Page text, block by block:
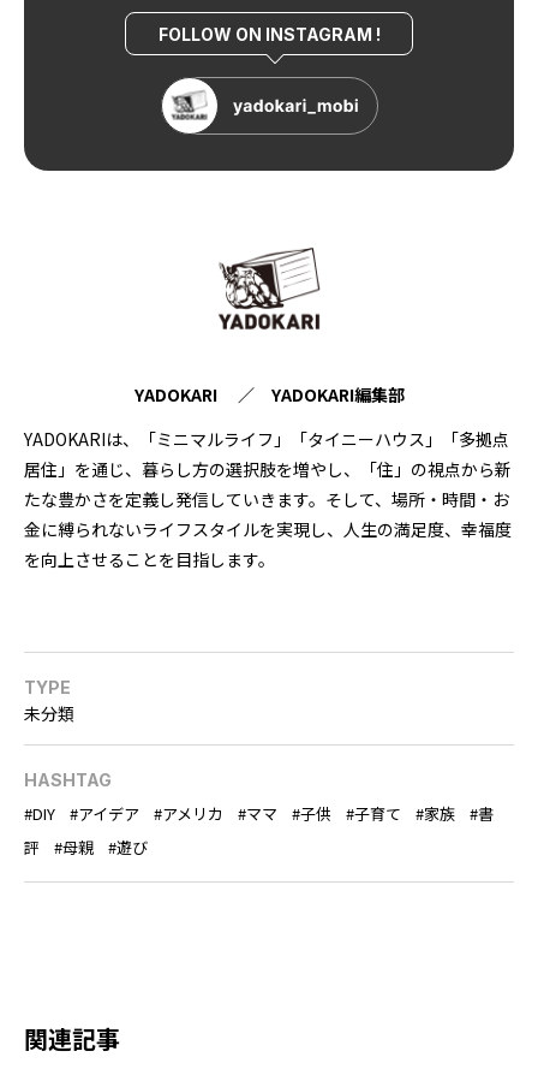
FOLLOW ON INSTAGRAM !
YADOKARI ／ YADOKARI編集部
YADOKARIは、「ミニマルライフ」「タイニーハウス」「多拠点
居住」を通じ、暮らし方の選択肢を増やし、「住」の視点から新
たな豊かさを定義し発信していきます。そして、場所・時間・お
金に縛られないライフスタイルを実現し、人生の満足度、幸福度
を向上させることを目指します。
TYPE
未分類
HASHTAG
DIY アイデア アメリカ ママ 子供 子育て 家族
書
評
母親 遊び
関連記事